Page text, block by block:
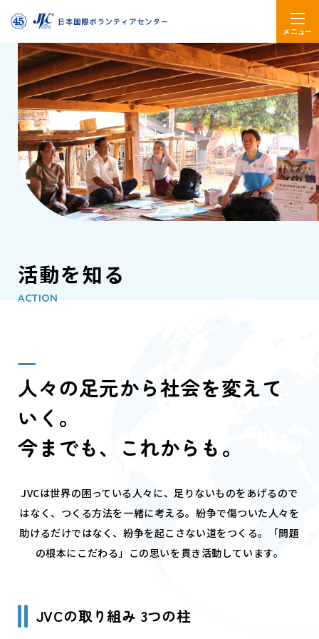
メニュー
活動を知る
ACTION
人々の足元から社会を変えて
いく。
今までも、これからも。
JVCは世界の困っている人々に、足りないものをあげるので
はなく、つくる方法を一緒に考える。紛争で傷ついた人々を
助けるだけではなく、紛争を起こさない道をつくる。「問題
の根本にこだわる」この思いを貫き活動しています。
JVCの取り組み 3つの柱